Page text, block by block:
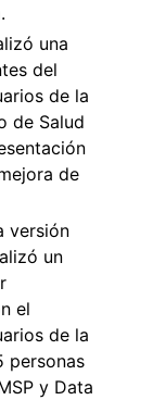
una
del
de la
de Salud
de
versión
un
el
de la
personas
y Data